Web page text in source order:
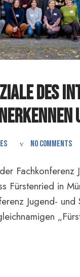
des
No comments
Fachkonferenz
Fürstenried in
Jugend- und